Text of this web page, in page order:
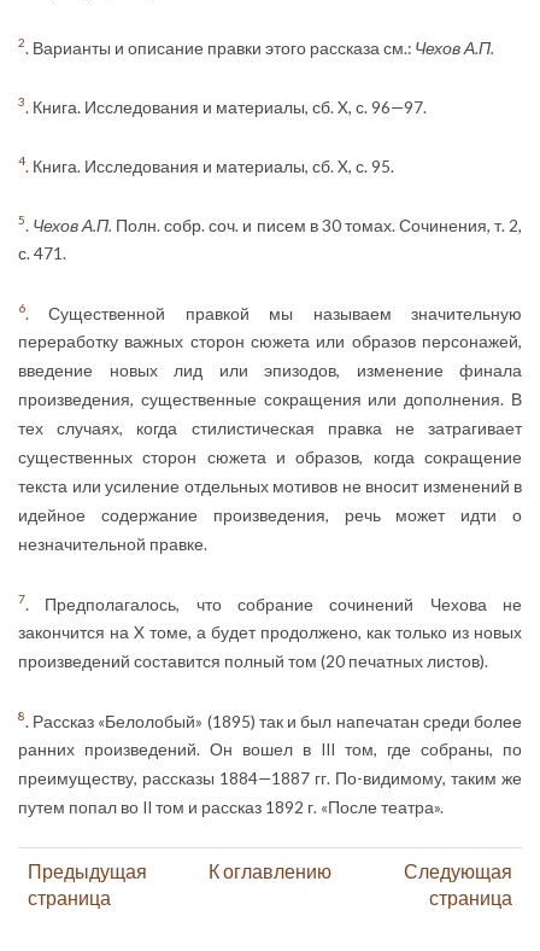
2. Варианты и описание правки этого рассказа см.: Чехов А.П.
3. Книга. Исследования и материалы, сб. X, с. 96—97.
4. Книга. Исследования и материалы, сб. X, с. 95.
5. Чехов А.П. Полн. собр. соч. и писем в 30 томах. Сочинения, т. 2,
с. 471.
6. Существенной правкой мы называем значительную
переработку важных сторон сюжета или образов персонажей,
введение новых лид или эпизодов, изменение финала
произведения, существенные сокращения или дополнения. В
тех случаях, когда стилистическая правка не затрагивает
существенных сторон сюжета и образов, когда сокращение
текста или усиление отдельных мотивов не вносит изменений в
идейное содержание произведения, речь может идти о
незначительной правке.
7. Предполагалось, что собрание сочинений Чехова не
закончится на X томе, а будет продолжено, как только из новых
произведений составится полный том (20 печатных листов).
8
. Рассказ «Белолобый» (1895) так и был напечатан среди более
ранних произведений. Он вошел в III том, где собраны, по
преимуществу, рассказы 1884—1887 гг. По-видимому, таким же
путем попал во II том и рассказ 1892 г. «После театра».
Предыдущая
страница
К оглавлению
Следующая
страница